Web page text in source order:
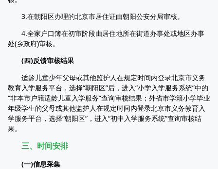
3.在朝阳区办理的北京市居住证由朝阳公安分局审核。
4.全家户口簿在初审阶段由居住地所在街道办事处或地区办事
处(乡政府)审核。
(四)反馈审核结果
适龄儿童少年父母或其他监护人在规定时间内登录北京市义务
教育入学服务平台，选择“朝阳区”后，进入“小学入学服务系统”中的
“非本市户籍适龄儿童入学服务”查询审核结果；外省市学籍小学毕业
年级学生的父母或其他监护人在规定时间内登录北京市义务教育入
学服务平台，选择“朝阳区”，进入“初中入学服务系统”查询审核结
果。
三、时间安排
(一)信息采集